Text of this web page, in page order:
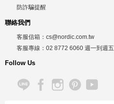
防詐騙提醒
聯絡我們
客服信箱： cs@nordic.com.tw
客服專線： 02 8772 6060 週一到週五
Follow Us